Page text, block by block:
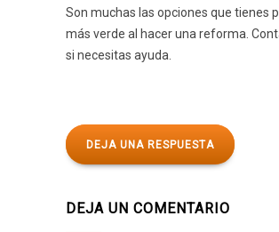
Son muchas las opciones que tienes
más verde al hacer una reforma.
si necesitas ayuda.
DEJA UNA RESPUESTA
DEJA UN COMENTARIO